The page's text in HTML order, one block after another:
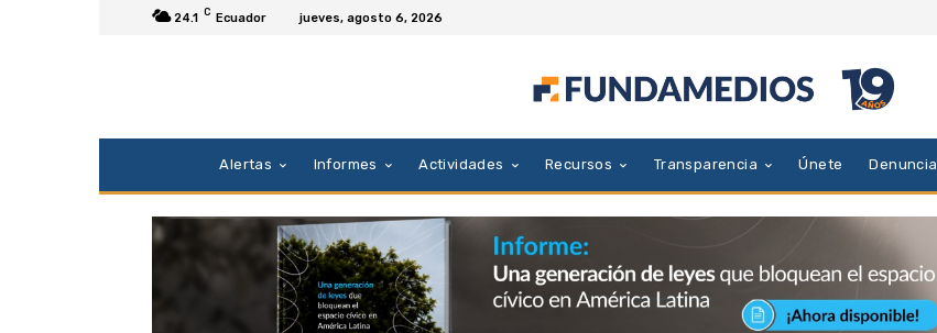
24.1 C Ecuador jueves, agosto 6, 2026
Alertas Informes Actividades Recursos Transparencia Únete Denuncia